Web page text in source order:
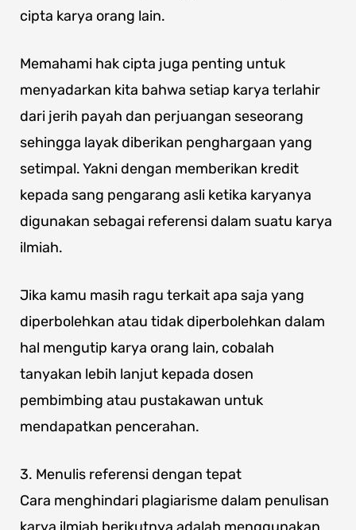
cipta karya orang lain.
Memahami hak cipta juga penting untuk
menyadarkan kita bahwa setiap karya terlahir
dari jerih payah dan perjuangan seseorang
sehingga layak diberikan penghargaan yang
setimpal. Yakni dengan memberikan kredit
kepada sang pengarang asli ketika karyanya
digunakan sebagai referensi dalam suatu karya
ilmiah.
Jika kamu masih ragu terkait apa saja yang
diperbolehkan atau tidak diperbolehkan dalam
hal mengutip karya orang lain, cobalah
tanyakan lebih lanjut kepada dosen
pembimbing atau pustakawan untuk
mendapatkan pencerahan.
3. Menulis referensi dengan tepat
Cara menghindari plagiarisme dalam penulisan